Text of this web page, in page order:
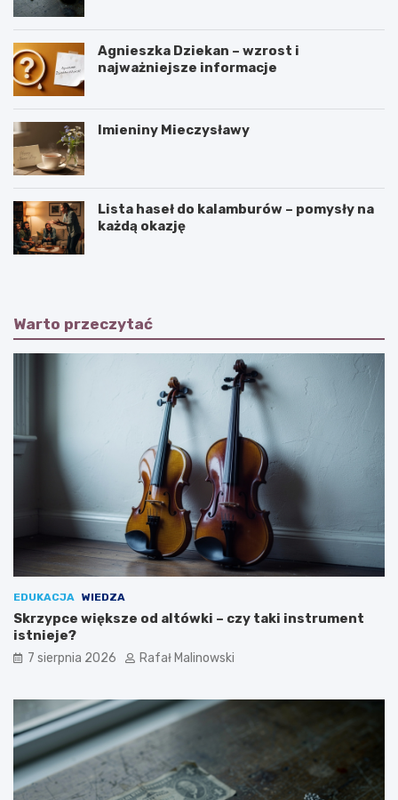
Agnieszka Dziekan – wzrost i
najważniejsze informacje
Imieniny Mieczysławy
Lista haseł do kalamburów – pomysły na
każdą okazję
Warto przeczytać
EDUKACJA WIEDZA
Skrzypce większe od altówki – czy taki instrument
istnieje?
7 sierpnia 2026 Rafał Malinowski